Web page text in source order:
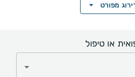
מפורט
או טיפול